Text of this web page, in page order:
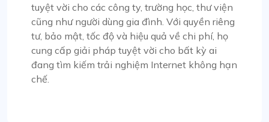
Tuyệt vời như mọi khi
Tôi đã sử dụng proxycompass cho nghiên cứu
tiếp thị của mình và độ chính xác cũng như tốc
tuyệt vời cho các công ty, trường học, thư viện
cũng như người dùng gia đình. Với quyền riêng
tư, bảo mật, tốc độ và hiệu quả về chi phí, họ
cung cấp giải pháp tuyệt vời cho bất kỳ ai
đang tìm kiếm trải nghiệm Internet không hạn
chế.